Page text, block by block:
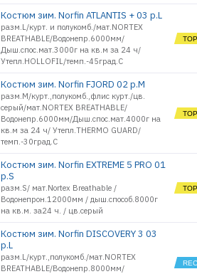
Костюм зим. Norfin ATLANTIS + 03 р.L
разм.L/курт. и полукомб./мат.NORTEX
BREATHABLE/Водонепр.6000мм/
Дыш.спос.мат.3000г на кв.м за 24 ч/
Утепл.HOLLOFIL/темп.-45град.С
Костюм зим. Norfin FJORD 02 р.M
разм.M/курт.,полукомб.,флис курт./цв.
серый/мат.NORTEX BREATHABLE/
Водонепр.6000мм/Дыш.спос.мат.4000г на
кв.м за 24 ч/ Утепл.THERMO GUARD/
темп.-30град.С
Костюм зим. Norfin EXTREME 5 PRO 01
р.S
разм.S/ мат.Nortex Breathable /
Водонепрон.12000мм / дыш.способ.8000г
на кв.м. за24 ч. / цв.серый
Костюм зим. Norfin DISCOVERY 3 03
р.L
разм.L/курт.,полукомб./мат.NORTEX
BREATHABLE/Водонепр.8000мм/